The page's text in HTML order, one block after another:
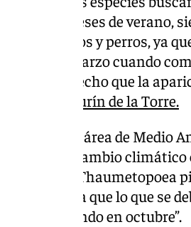
en los meses de verano,
todo de niños y perros, ya
febrero y marzo cuando
han hecho que la
Alhaurín de la Torre.
desde el área de Medio
que “el cambio
Thaumetopoea
de forma que lo que se
produciendo en octubre”.